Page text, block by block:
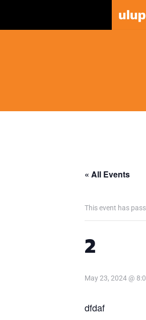
« All Events
This event has
2
May 23, 2024 @
dfdaf